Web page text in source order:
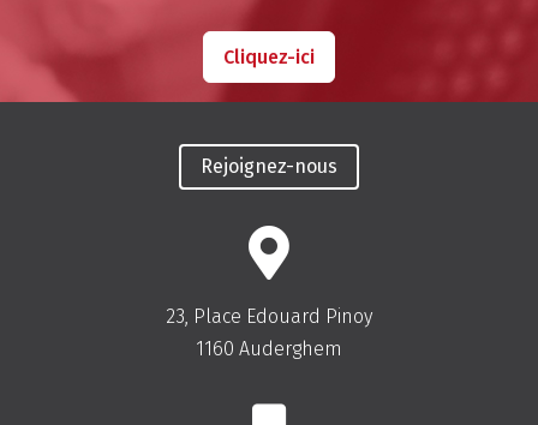
Cliquez-ici
Rejoignez-nous
23, Place Edouard Pinoy
1160 Auderghem